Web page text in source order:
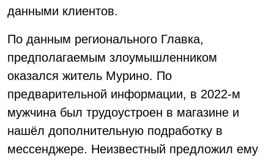
данными клиентов.
По данным регионального Главка,
предполагаемым злоумышленником
оказался житель Мурино. По
предварительной информации, в 2022-м
мужчина был трудоустроен в магазине и
нашёл дополнительную подработку в
мессенджере. Неизвестный предложил ему